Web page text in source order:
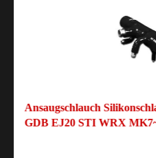
Ansaugschlauch
GDB EJ20 STI WRX